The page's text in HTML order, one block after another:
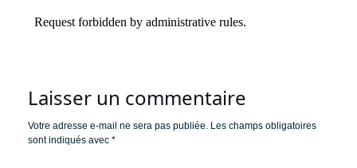
Laisser un commentaire
Votre adresse e-mail ne sera pas publiée. Les champs obligatoires
sont indiqués avec *